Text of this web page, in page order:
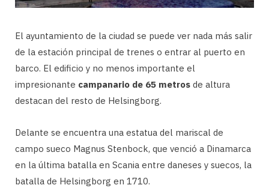
El ayuntamiento de la ciudad se puede ver nada más salir
de la estación principal de trenes o entrar al puerto en
barco. El edificio y no menos importante el
impresionante campanario de 65 metros de altura
destacan del resto de Helsingborg.
Delante se encuentra una estatua del mariscal de
campo sueco Magnus Stenbock, que venció a Dinamarca
en la última batalla en Scania entre daneses y suecos, la
batalla de Helsingborg en 1710.